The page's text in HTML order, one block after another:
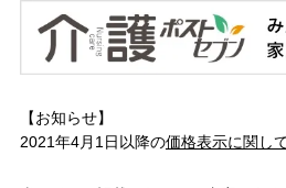
【お知らせ】
2021年4月1日以降の価格表示に関し